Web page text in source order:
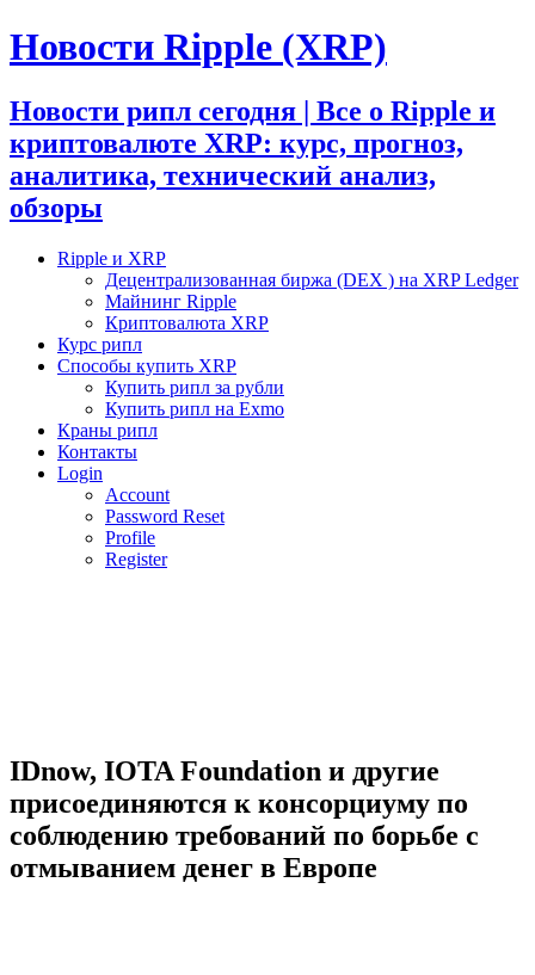
Новости Ripple (XRP)
Новости рипл сегодня | Все о Ripple и
криптовалюте XRP: курс, прогноз,
аналитика, технический анализ,
обзоры
Ripple и XRP
Децентрализованная биржа (DEX ) на XRP Ledger
Майнинг Ripple
Криптовалюта XRP
Курс рипл
Способы купить XRP
Купить рипл за рубли
Купить рипл на Exmo
Краны рипл
Контакты
Login
Account
Password Reset
Profile
Register
IDnow, IOTA Foundation и другие
присоединяются к консорциуму по
соблюдению требований по борьбе с
отмыванием денег в Европе